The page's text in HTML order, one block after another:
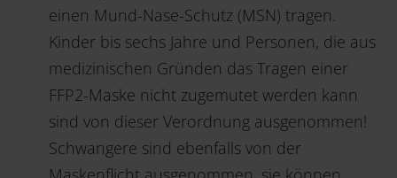
einen Mund-Nase-Schutz (MSN) tragen.
Kinder bis sechs Jahre und Personen, die aus
medizinischen Gründen das Tragen einer
FFP2-Maske nicht zugemutet werden kann
sind von dieser Verordnung ausgenommen!
Schwangere sind ebenfalls von der